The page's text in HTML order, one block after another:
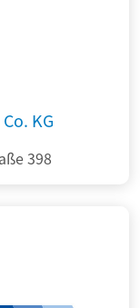
KG
398